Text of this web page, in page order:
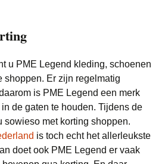
u PME Legend kleding, schoenen
shoppen. Er zijn regelmatig
is PME Legend een merk
de gaten te houden. Tijdens de
sowieso met korting shoppen.
is toch echt het allerleukste
doet ook PME Legend er vaak